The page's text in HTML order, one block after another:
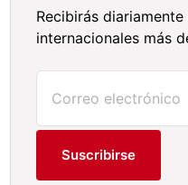
Recibirás
internacionales más
Suscribirse